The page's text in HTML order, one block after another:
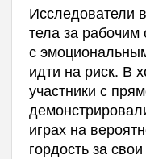
Исследователи
тела за
с
идти на риск. В
участники с
играх на
гордость за